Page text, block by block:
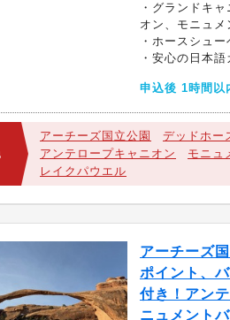
・グランドキ
オン、モニュメ
・ホースシュ
・安心の日本
申込後 1時間以
アーチーズ国立公園 デッドホー
アンテロープキャニオン
モニュ
レイクパウエル
アーチーズ
ポイント、
付き！アン
ニュメント